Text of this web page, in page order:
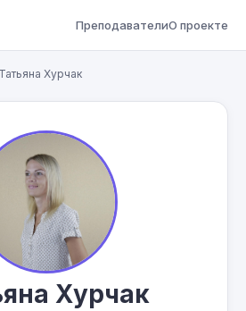
ПреподавателиО проекте
Татьяна Хурчак
Хурчак